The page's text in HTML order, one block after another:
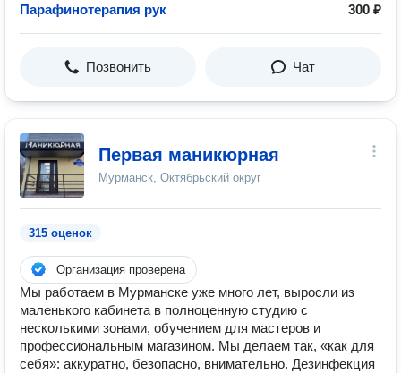
Парафинотерапия рук 300 ₽
Позвонить Чат
Первая маникюрная
Мурманск, Октябрьский округ
315 оценок
Организация проверена
Мы работаем в Мурманске уже много лет, выросли из
маленького кабинета в полноценную студию с
несколькими зонами, обучением для мастеров и
профессиональным магазином. Мы делаем так, «как для
себя»: аккуратно, безопасно, внимательно. Дезинфекция